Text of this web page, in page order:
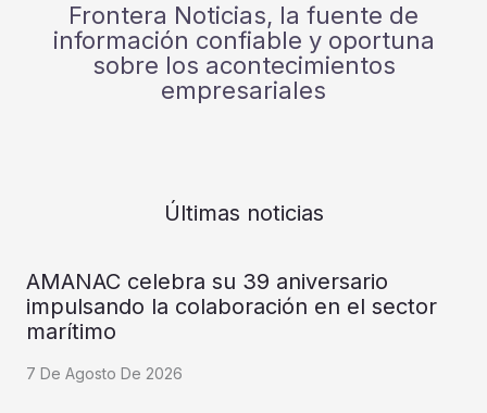
Frontera Noticias, la fuente de
información confiable y oportuna
sobre los acontecimientos
empresariales
Últimas noticias
AMANAC celebra su 39 aniversario
impulsando la colaboración en el sector
marítimo
7 De Agosto De 2026